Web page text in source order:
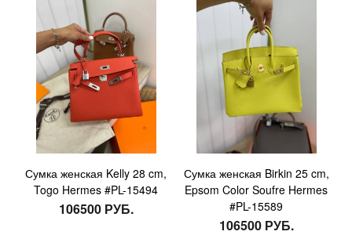
Сумка женская Kelly 28 cm,
Togo Hermes #PL-15494
106500 РУБ.
Сумка женская Birkin 25 cm,
Epsom Color Soufre Hermes
#PL-15589
106500 РУБ.